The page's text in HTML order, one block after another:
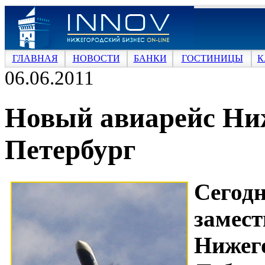
ГЛАВНАЯ НОВОСТИ БАНКИ ГОСТИНИЦЫ
06.06.2011
Новый авиарейс
Петербург